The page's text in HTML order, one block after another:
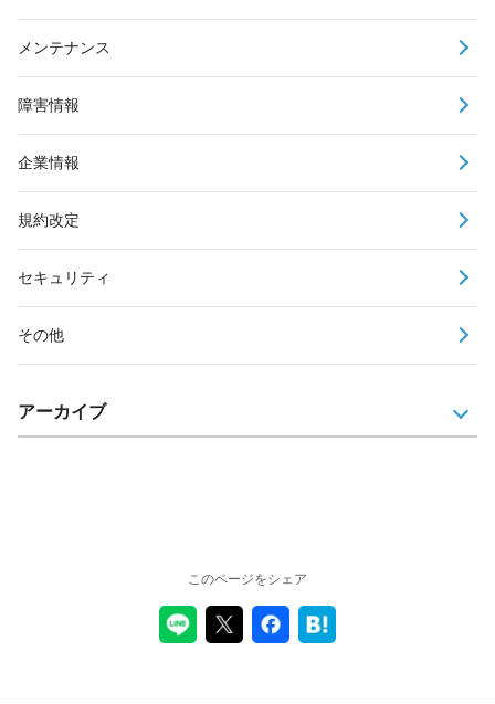
メンテナンス
障害情報
企業情報
規約改定
セキュリティ
その他
アーカイブ
このページをシェア